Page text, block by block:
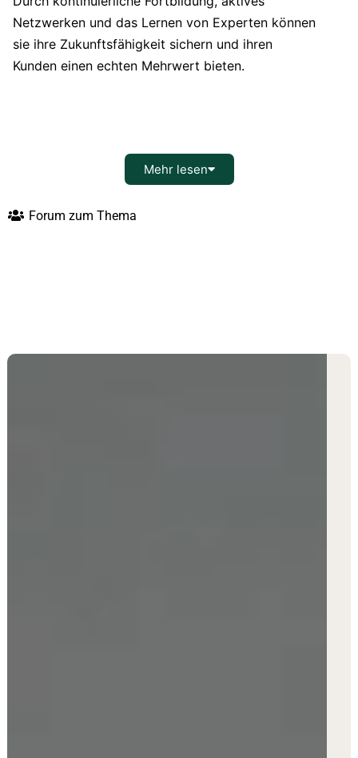
Netzwerken und das Lernen von Experten können
sie ihre Zukunftsfähigkeit sichern und ihren
Kunden einen echten Mehrwert bieten.
Mehr lesen
Forum zum Thema